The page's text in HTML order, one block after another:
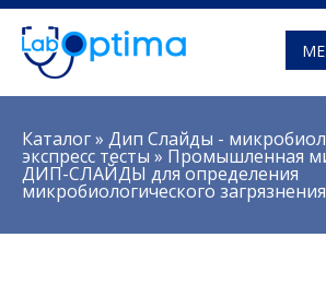
Вы здесь
Каталог» Дип Слайды -
экспресс тесты » Промышленная
ДИП-СЛАЙДЫ для определения
микробиологического загрязнения